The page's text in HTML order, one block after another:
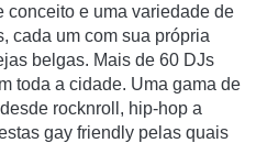
conceito e uma variedade de
cada um com sua própria
belgas. Mais de 60 DJs
toda a cidade. Uma gama de
rocknroll, hip-hop a
gay friendly pelas quais